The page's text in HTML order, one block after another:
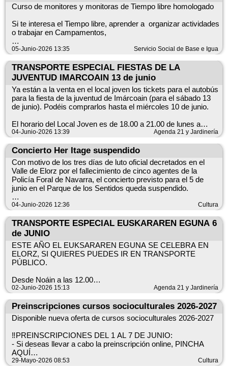
Recuerda llevar tu ticket tanto a la ida como a la vuelta. Si
contactar con la Agenda Local 2030 del Ayuntamiento.
Este transporte se puede utilizar a partir de los 16 años y no
es exclusivo para jóvenes.
Curso de monitores y monitoras de Tiempo libre homologado
Si te interesa el Tiempo libre, aprender a organizar actividades
o trabajar en Campamentos,
Puedes hacer el curso este verano , en tu zona, puedes hacer
Dirigido a personas mayores de 18 años
Empadronados y empadronadas en los pueblos de la zona
160 €
Inscripciones: https://forms.gle/m8SRdcxPinsAnsK76
05-Junio-2026 13:35 Servicio Social de Base e Igua
TRANSPORTE ESPECIAL FIESTAS DE LA
JUVENTUD IMARCOAIN 13 de junio
Ya están a la venta en el local joven los tickets para el autobús
para la fiesta de la juventud de Imárcoain (para el sábado 13
de junio). Podéis comprarlos hasta el miércoles 10 de junio.
El horario del Local Joven es de 18.00 a 21.00 de lunes a
domingo. Sólo habrá venta anticipada de los tickets y en esos
Los tickets cuestan tres euros ida y vuelta. Si eres menor, a la
hora de comprar el ticket tendrás que entregar una
autorización firmada por tus padres (tenéis en el local joven).
El autobús saldrá de Noáin a la 00.00 desde el polideportivo
municipal y la vuelta se hará a las 5.00. Si vas a coger el
autobús desde otro pueblo del Valle infórmalo al comprar tu
ticket en el Local Joven.
Recuerda llevar tu ticket tanto a la ida como a la vuelta. Si
necesitas más información puedes acudir al Local Joven o
contactar con la Agenda Local 2030 del Ayuntamiento.
es exclusivo para jóvenes.
04-Junio-2026 13:39 Agenda 21 y Jardinería
Concierto Her Itage suspendido
Con motivo de los tres días de luto oficial decretados en el
Valle de Elorz por el fallecimiento de cinco agentes de la
Policía Foral de Navarra, el concierto previsto para el 5 de
junio en el Parque de los Sentidos queda suspendido.
Agradecemos la comprensión de la ciudadanía y trasladamos
y compañeros y compañeras de las personas fallecidas.
Nafarroako Foruzaingoko bost agenteren heriotzagatik
Elortzibarren ezarritako hiru dolu-egunak direla eta, ekainaren
behera geratuko da.
Herritarren ulermena eskertzen dugu, eta doluminak ematen
dizkiegu hildako pertsonen familiei, lagunei eta lankideei.
04-Junio-2026 12:36 Cultura
TRANSPORTE ESPECIAL EUSKARAREN EGUNA 6
de JUNIO
ESTE AÑO EL EUKSARAREN EGUNA SE CELEBRA EN
ELORZ, SI QUIERES PUEDES IR EN TRANSPORTE
PÚBLICO.
Desde Noáin a las 12.00
Desde Elorz a las 00.00 y 5.00
de coger gratuitamente el AUTOBUS DE LAS 23.00 para ir a
Elorz en las paradas habituales del Transporte Municipal del
Valle de Elorz.
Toda la información para el uso del transporte especial en el
cartel
02-Junio-2026 15:13 Agenda 21 y Jardinería
Preinscripciones cursos socioculturales 2026-2027
Disponible nueva oferta de cursos socioculturales 2026-2027
‼️PREINSCRIPCIONES DEL 1 AL 7 DE JUNIO:
- Si deseas llevar a cabo la preinscripción online, PINCHA
AQUÍ
- Si deseas llevar a cabo la preinscripción por teléfono, llama
29-Mayo-2026 08:53 Cultura